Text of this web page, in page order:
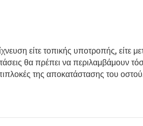
είτε τοπικής υποτροπής, είτε
θα πρέπει να περιλαμβάμουν
της αποκατάστασης του